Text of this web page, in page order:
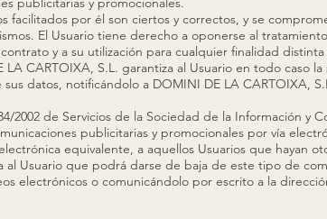
facilitados por él son ciertos y correctos, y se
El Usuario tiene derecho a oponerse al
y a su utilización para cualquier finalidad
CARTOIXA, S.L. garantiza al Usuario en todo caso
datos, notificándolo a DOMINI DE LA CARTOIXA,
2002 de Servicios de la Sociedad de la Información y
publicitarias y promocionales por vía
equivalente, a aquellos Usuarios que hayan
al Usuario que podrá darse de baja de este tipo de
electrónicos o comunicándolo por escrito a la